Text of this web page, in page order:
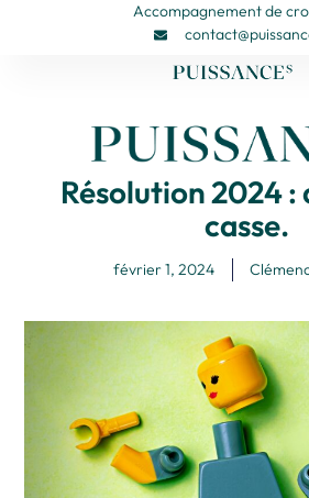
Accompagnement de
Résolution 2024
casse.
février 1, 2024